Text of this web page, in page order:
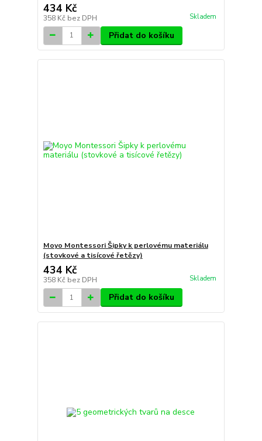
434 Kč
358 Kč bez DPH Skladem
Přidat do košíku
Moyo Montessori Šipky k perlovému materiálu
(stovkové a tisícové řetězy)
434 Kč
358 Kč bez DPH Skladem
Přidat do košíku